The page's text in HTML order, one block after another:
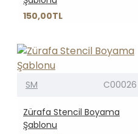
150,00TL
SM C00026
Zürafa Stencil Boyama
Şablonu